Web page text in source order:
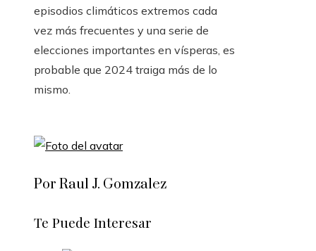
episodios climáticos extremos cada
vez más frecuentes y una serie de
elecciones importantes en vísperas, es
probable que 2024 traiga más de lo
mismo.
Por Raul J. Gomzalez
Te Puede Interesar